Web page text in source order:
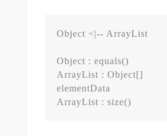
Object <|-- ArrayList
Object : equals()
ArrayList : Object[]
elementData
ArrayList : size()